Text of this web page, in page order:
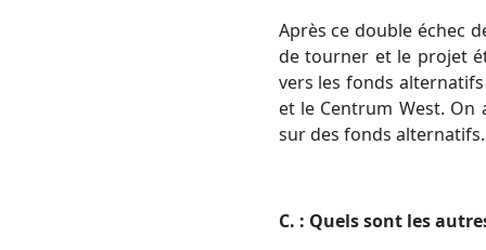
Après ce double échec
de tourner et le projet
vers les fonds
et le Centrum West.
sur des fonds alternatifs.
C. : Quels sont les